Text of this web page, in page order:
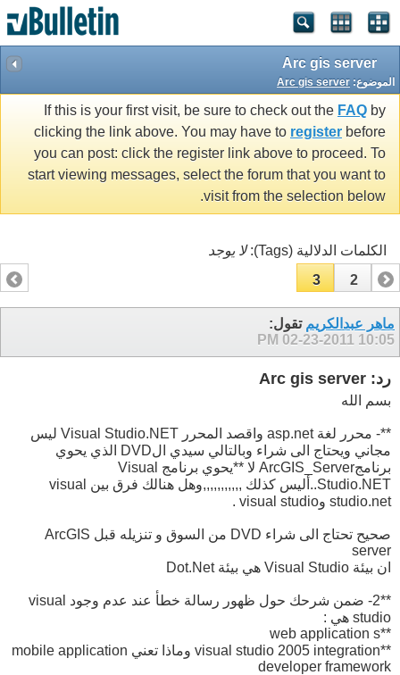
Arc gis server
الموضوع: Arc gis server
If this is your first visit, be sure to check out the FAQ by
clicking the link above. You may have to register before
you can post: click the register link above to proceed. To
start viewing messages, select the forum that you want to
visit from the selection below.
الكلمات الدلالية (Tags):
لا يوجد
1
2
3
ماهر عبدالكريم تقول:
02-23-2011 10:05 PM
رد: Arc gis server
بسم الله
**- محرر لغة asp.net واقصد المحرر Visual Studio.NET ليس
مجاني ويحتاج الى شراء وبالتالي سيدي الDVD الذي يحوي
برنامجArcGIS_Server لا **يحوي برنامج Visual
Studio.NET..أليس كذلك ,,,,,,,,,,,وهل هنالك فرق بين visual
studio.net وvisual studio .
صحيح تحتاج الى شراء DVD من السوق و تنزيله قبل ArcGIS
server
ان بيئة Visual Studio هي بيئة Dot.Net
**2- ضمن شرحك حول ظهور رسالة خطأ عند عدم وجود visual
studio هي :
**web application s
**visual studio 2005 integration وماذا تعني mobile application
developer framework